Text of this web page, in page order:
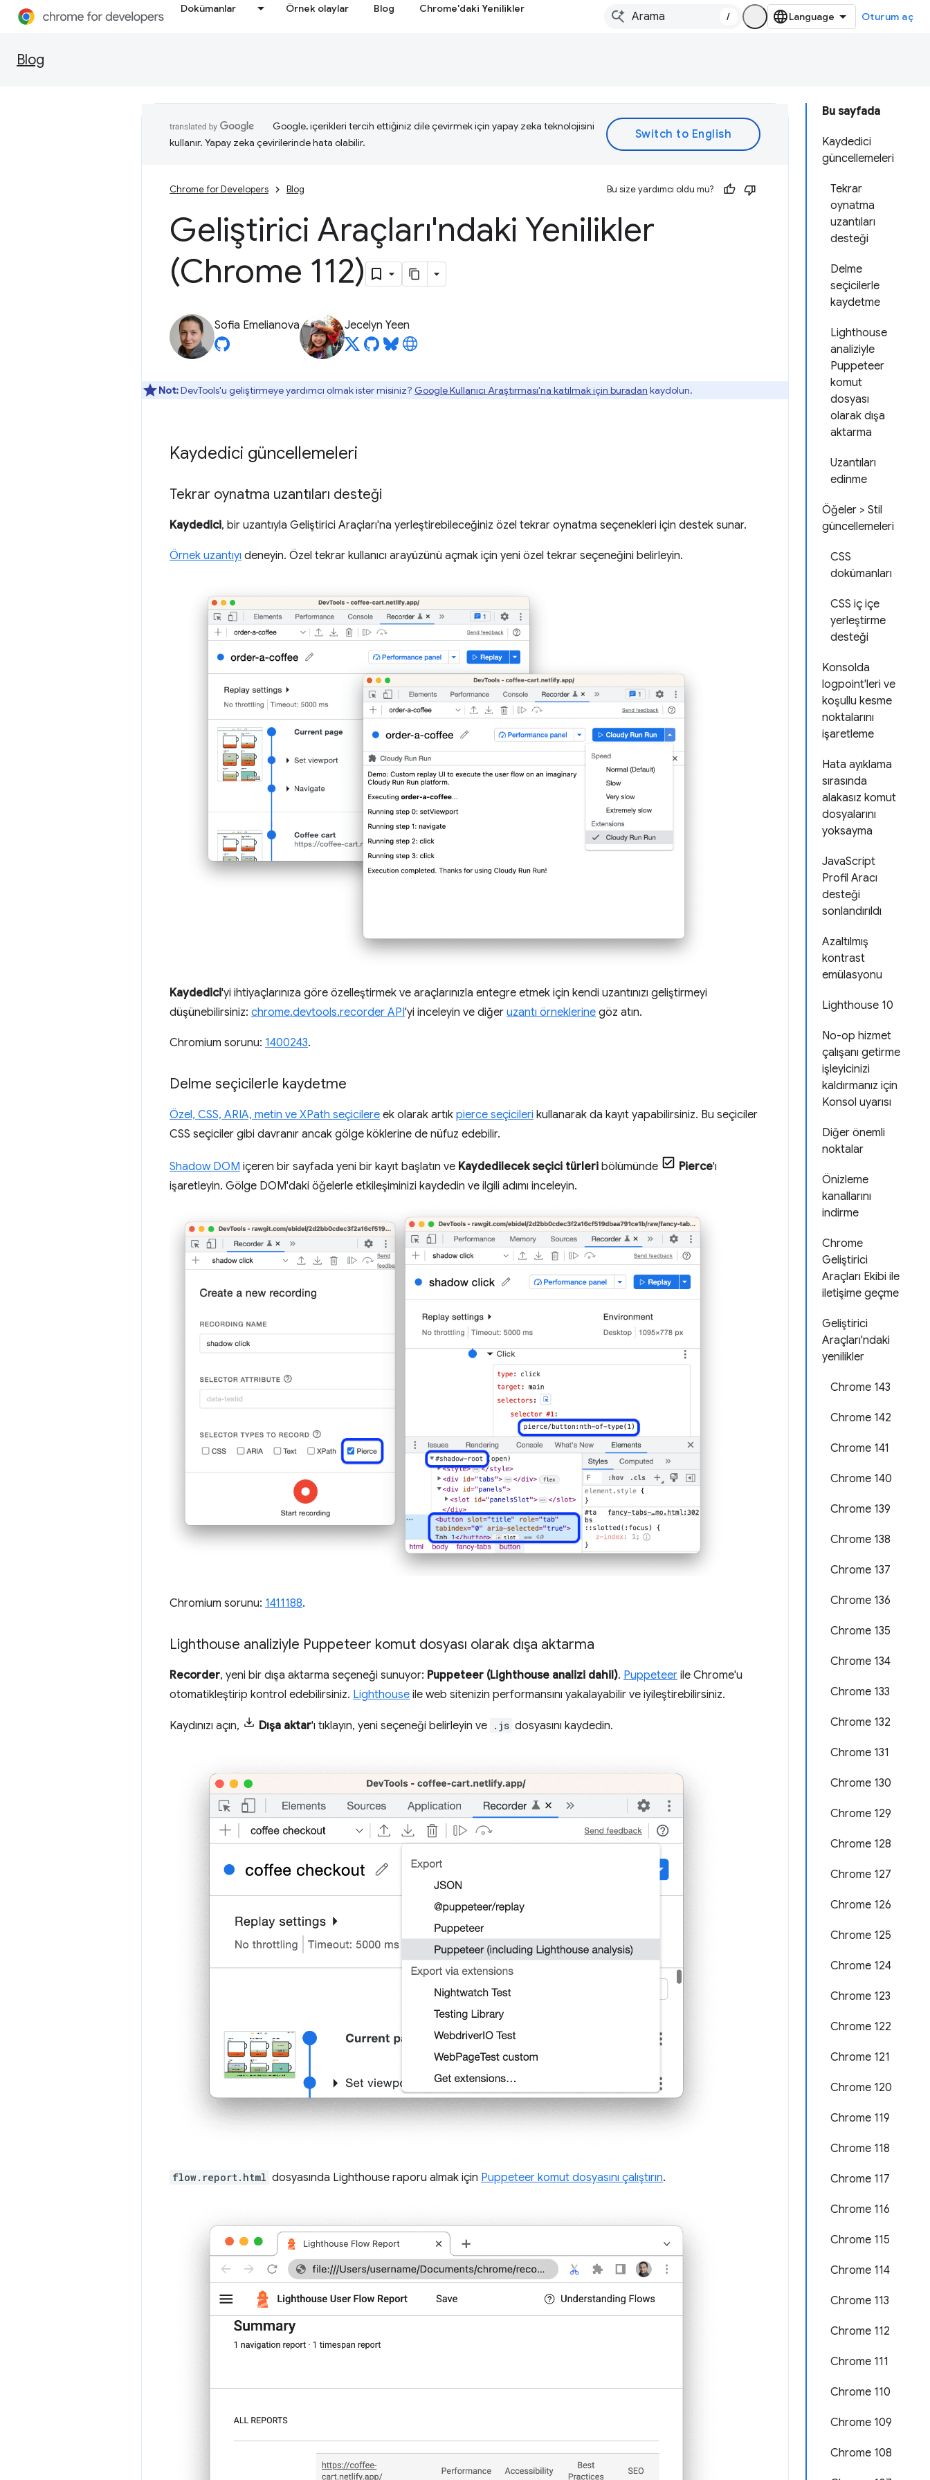
Dokümanlar Örnek olaylar Blog Chrome'daki Yenilikler
/ Oturum aç
Blog
Bu sayfada
Kaydedici
güncellemeleri
Tekrar
oynatma
uzantıları
desteği
Delme
seçicilerle
kaydetme
Lighthouse
analiziyle
Puppeteer
komut
dosyası
olarak dışa
aktarma
Uzantıları
edinme
Öğeler > Stil
güncellemeleri
CSS
dokümanları
CSS iç içe
yerleştirme
desteği
Konsolda
logpoint'leri ve
koşullu kesme
noktalarını
işaretleme
Hata ayıklama
sırasında
alakasız komut
dosyalarını
yoksayma
JavaScript
Profil Aracı
desteği
sonlandırıldı
Azaltılmış
kontrast
emülasyonu
Lighthouse 10
No-op hizmet
çalışanı getirme
işleyicinizi
kaldırmanız için
Konsol uyarısı
Diğer önemli
noktalar
Önizleme
kanallarını
indirme
Chrome
Geliştirici
Araçları Ekibi ile
iletişime geçme
Geliştirici
Araçları'ndaki
yenilikler
Chrome 143
Chrome 142
Chrome 141
Chrome 140
Chrome 139
Chrome 138
Chrome 137
Chrome 136
Chrome 135
Chrome 134
Chrome 133
Chrome 132
Chrome 131
Chrome 130
Chrome 129
Chrome 128
Chrome 127
Chrome 126
Chrome 125
Chrome 124
Chrome 123
Chrome 122
Chrome 121
Chrome 120
Chrome 119
Chrome 118
Chrome 117
Chrome 116
Chrome 115
Chrome 114
Chrome 113
Chrome 112
Chrome 111
Chrome 110
Chrome 109
Chrome 108
Google, içerikleri tercih ettiğiniz dile çevirmek için yapay zeka teknolojisini
kullanır. Yapay zeka çevirilerinde hata olabilir.
Chrome for Developers Blog Bu size yardımcı oldu mu?
Geliştirici Araçları'ndaki Yenilikler
(Chrome 112)
Sofia Emelianova Jecelyn Yeen
Not:DevTools'u geliştirmeye yardımcı olmak ister misiniz? Google Kullanıcı Araştırması'na katılmak için buradan kaydolun.
Kaydedici güncellemeleri
Tekrar oynatma uzantıları desteği
Kaydedici, bir uzantıyla Geliştirici Araçları'na yerleştirebileceğiniz özel tekrar oynatma seçenekleri için destek sunar.
Örnek uzantıyı deneyin. Özel tekrar kullanıcı arayüzünü açmak için yeni özel tekrar seçeneğini belirleyin.
Kaydedici'yi ihtiyaçlarınıza göre özelleştirmek ve araçlarınızla entegre etmek için kendi uzantınızı geliştirmeyi
düşünebilirsiniz: chrome.devtools.recorder API'yi inceleyin ve diğer uzantı örneklerine göz atın.
Chromium sorunu: 1400243.
Delme seçicilerle kaydetme
Özel, CSS, ARIA, metin ve XPath seçicilere ek olarak artık pierce seçicileri kullanarak da kayıt yapabilirsiniz. Bu seçiciler
CSS seçiciler gibi davranır ancak gölge köklerine de nüfuz edebilir.
Shadow DOM içeren bir sayfada yeni bir kayıt başlatın ve Kaydedilecek seçici türleri bölümünde Pierce'ı
işaretleyin. Gölge DOM'daki öğelerle etkileşiminizi kaydedin ve ilgili adımı inceleyin.
Chromium sorunu: 1411188.
Lighthouse analiziyle Puppeteer komut dosyası olarak dışa aktarma
Recorder, yeni bir dışa aktarma seçeneği sunuyor: Puppeteer (Lighthouse analizi dahil). Puppeteer ile Chrome'u
otomatikleştirip kontrol edebilirsiniz. Lighthouse ile web sitenizin performansını yakalayabilir ve iyileştirebilirsiniz.
Kaydınızı açın, Dışa aktar'ı tıklayın, yeni seçeneği belirleyin ve .js dosyasını kaydedin.
flow.report.html dosyasında Lighthouse raporu almak için Puppeteer komut dosyasını çalıştırın.